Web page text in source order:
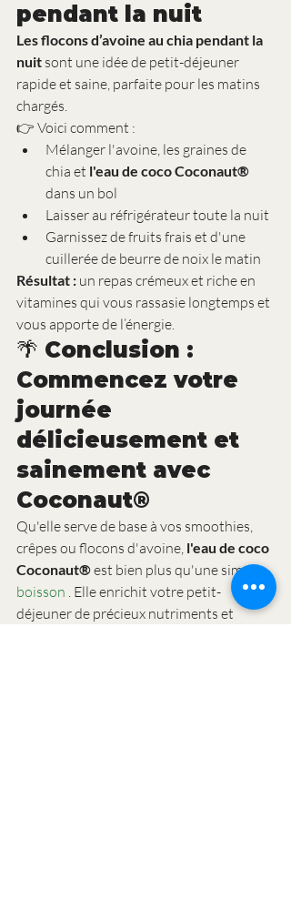
pendant la nuit
Les flocons d’avoine au chia pendant la
nuit sont une idée de petit-déjeuner
rapide et saine, parfaite pour les matins
chargés.
👉 Voici comment :
Mélanger l'avoine, les graines de
chia et l'eau de coco Coconaut®
dans un bol
Laisser au réfrigérateur toute la nuit
Garnissez de fruits frais et d'une
cuillerée de beurre de noix le matin
Résultat : un repas crémeux et riche en
vitamines qui vous rassasie longtemps et
vous apporte de l’énergie.
🌴 Conclusion :
Commencez votre
journée
délicieusement et
sainement avec
Coconaut®
Qu'elle serve de base à vos smoothies,
crêpes ou flocons d'avoine, l'eau de coco
Coconaut® est bien plus qu'une simple
boisson . Elle enrichit votre petit-
déjeuner de précieux nutriments et